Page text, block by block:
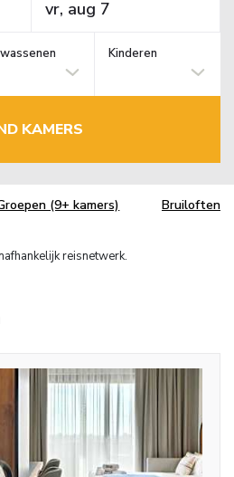
Kinderen
KAMERS
(9+ kamers) Bruiloften
reisnetwerk.